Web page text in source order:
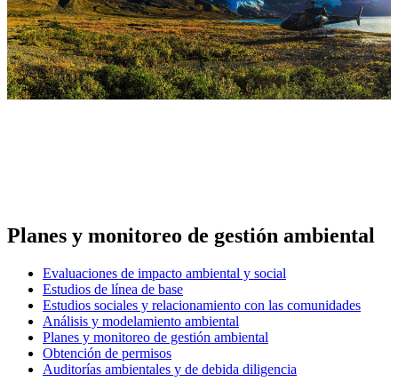
Planes y monitoreo de gestión ambiental
Evaluaciones de impacto ambiental y social
Estudios de línea de base
Estudios sociales y relacionamiento con las comunidades
Análisis y modelamiento ambiental
Planes y monitoreo de gestión ambiental
Obtención de permisos
Auditorías ambientales y de debida diligencia